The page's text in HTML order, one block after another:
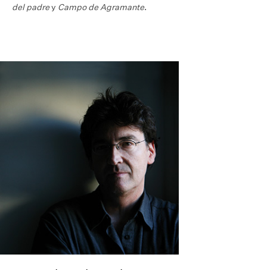
del padrey Campo de Agramante.